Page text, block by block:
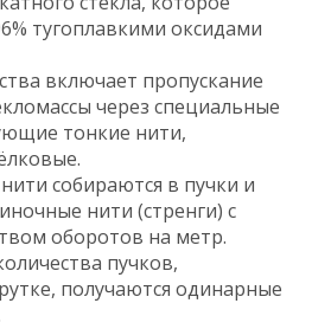
тугоплавкими оксидами
включает пропускание
через специальные
тонкие нити,
собираются в пучки и
нити (стренги) с
оборотов на метр.
пучков,
получаются одинарные